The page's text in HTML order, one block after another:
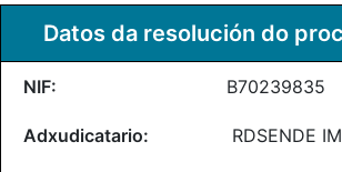
Datos da resolución do
B70239835
RDSENDE